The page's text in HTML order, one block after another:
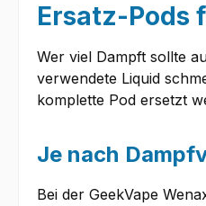
Ersatz-Pods
Wer viel Dampft sollte
verwendete Liquid
komplette Pod ersetzt
Je nach
Bei der GeekVape